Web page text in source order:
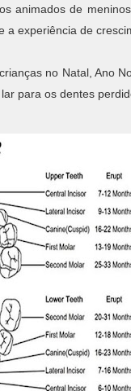
animados de
experiência de
no Natal, Ano
para os dentes